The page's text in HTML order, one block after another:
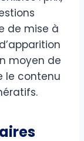
de mise à
moyen de
le contenu